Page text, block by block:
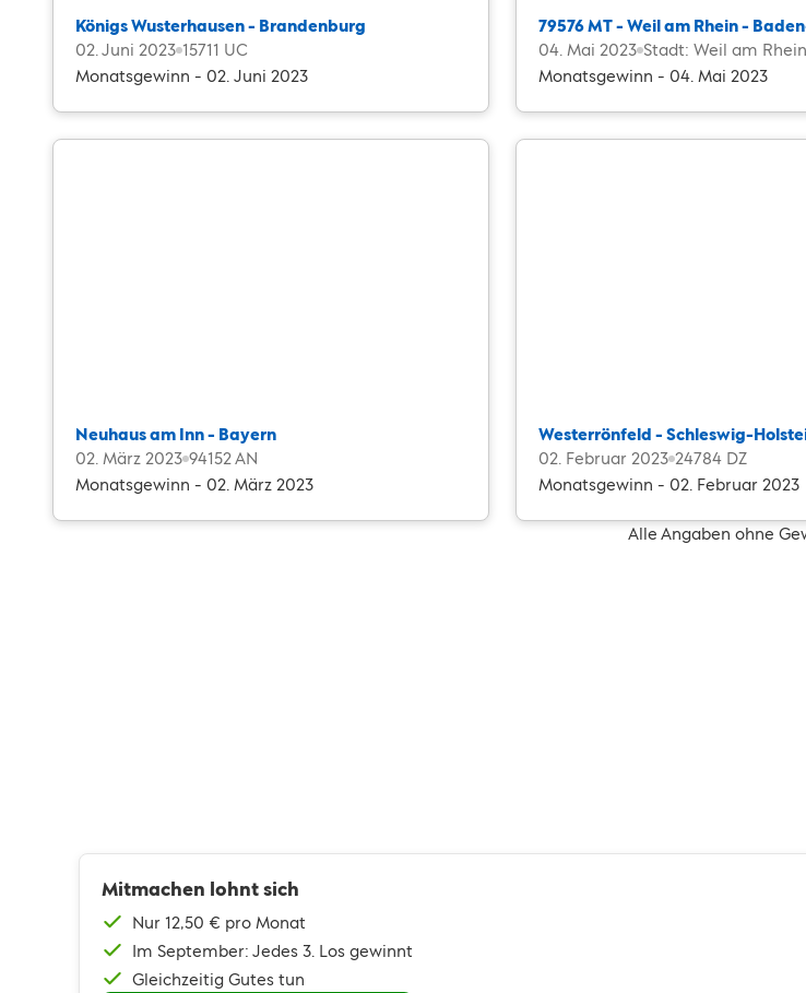
Königs Wusterhausen - Brandenburg
02. Juni 2023 15711 UC
Monatsgewinn - 02. Juni 2023
79576 MT - Weil am Rhein -
04. Mai 2023 Stadt: Weil am Rhein
Monatsgewinn - 04. Mai 2023
Neuhaus am Inn - Bayern
02. März 2023 94152 AN
Monatsgewinn - 02. März 2023
Westerrönfeld - Schleswig-
02. Februar 2023 24784 DZ
Monatsgewinn - 02. Februar 2023
Alle Angaben ohne
Mitmachen lohnt sich
Nur 12,50 € pro Monat
Im September: Jedes 3. Los gewinnt
Gleichzeitig Gutes tun